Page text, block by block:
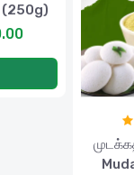
(250g)